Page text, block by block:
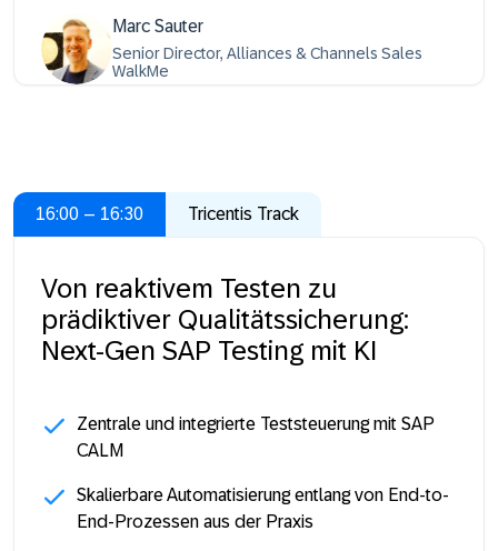
Marc Sauter
Senior Director, Alliances & Channels Sales
WalkMe
16:00 – 16:30 Tricentis Track
Von reaktivem Testen zu
prädiktiver Qualitätssicherung:
Next-Gen SAP Testing mit KI
Zentrale und integrierte Teststeuerung mit SAP
CALM
Skalierbare Automatisierung entlang von End-to-
End-Prozessen aus der Praxis